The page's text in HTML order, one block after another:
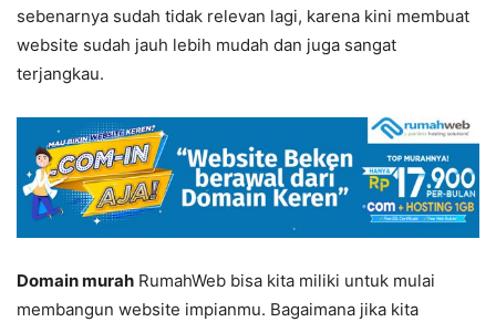
sebenarnya sudah tidak relevan lagi, karena kini membuat
website sudah jauh lebih mudah dan juga sangat
terjangkau.
Domain murah RumahWeb bisa kita miliki untuk mulai
membangun website impianmu. Bagaimana jika kita